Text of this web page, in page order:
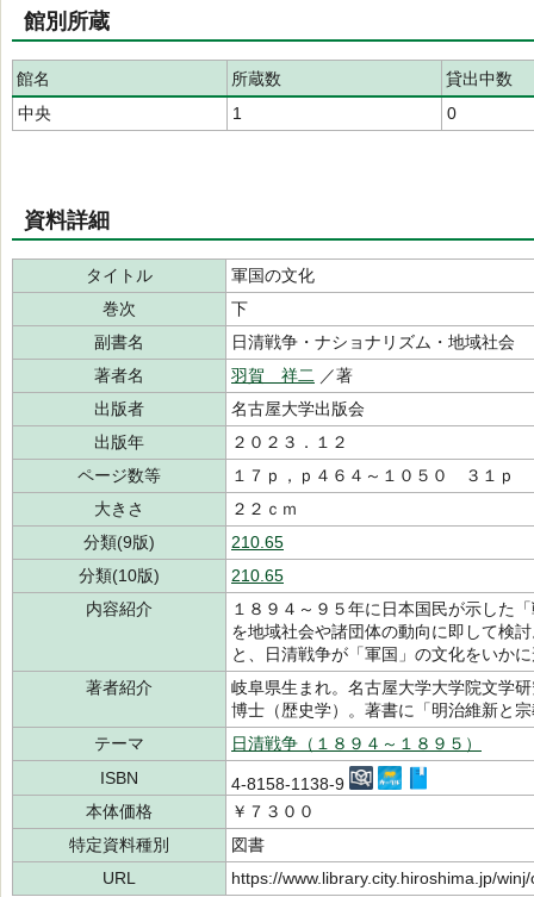
館別所蔵
館名 所蔵数
貸出中数
中央
1 0
資料詳細
タイトル
軍国の文化
巻次
下
副書名
日清戦争・ナショナリズム・地域社会
著者名
羽賀 祥二 ／著
出版者
名古屋大学出版会
出版年
２０２３．１２
ページ数等
１７ｐ，ｐ４６４～１０５０ ３１ｐ
大きさ
２２ｃｍ
分類(9版)
210.65
分類(10版)
210.65
内容紹介
１８９４～９５年に日本国民が示した
を地域社会や諸団体の動向に即して検
と、日清戦争が「軍国」の文化をいか
著者紹介
岐阜県生まれ。名古屋大学大学院文学
博士（歴史学）。著書に「明治維新と
テーマ
日清戦争（１８９４～１８９５）
ISBN
4-8158-1138-9
本体価格
￥７３００
特定資料種別
図書
URL
https://www.library.city.hiroshima.jp/